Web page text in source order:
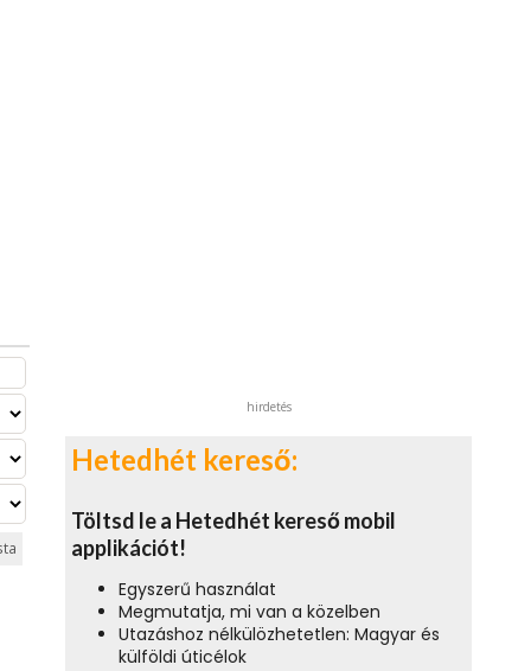
hirdetés
Hetedhét kereső:
Töltsd le a Hetedhét kereső mobil
applikációt!
Egyszerű használat
Megmutatja, mi van a közelben
Utazáshoz nélkülözhetetlen: Magyar és
külföldi úticélok